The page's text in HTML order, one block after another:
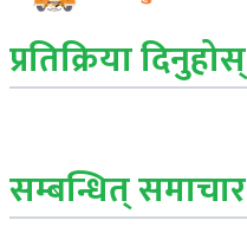
प्रतिक्रिया दिनुहोस्
सम्बन्धित् समाचार